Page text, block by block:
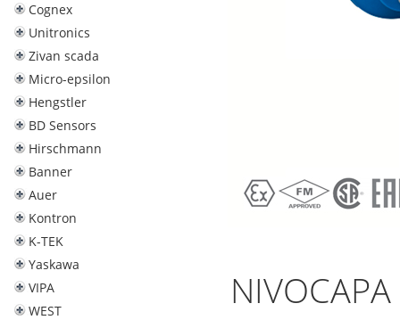
Cognex
Unitronics
Zivan scada
Micro-epsilon
Hengstler
BD Sensors
Hirschmann
Banner
Auer
Kontron
K-TEK
Yaskawa
VIPA
WEST